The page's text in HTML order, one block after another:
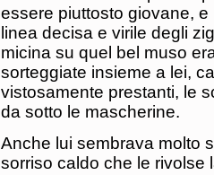
essere piuttosto giovane,
linea decisa e virile degli
micina su quel bel muso
sorteggiate insieme a lei,
vistosamente prestanti, le
da sotto le mascherine.
Anche lui sembrava molto
sorriso caldo che le rivolse